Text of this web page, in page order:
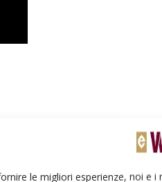
le migliori esperienze, noi e